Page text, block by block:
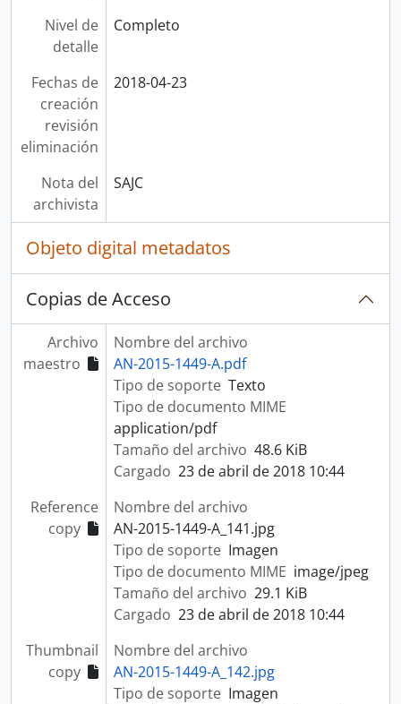
Nivel de
detalle
Completo
Fechas de
creación
revisión
eliminación
2018-04-23
Nota del
archivista
SAJC
Objeto digital metadatos
Copias de Acceso
Archivo
maestro
Nombre del archivo
AN-2015-1449-A.pdf
Tipo de soporte Texto
Tipo de documento MIME
application/pdf
Tamaño del archivo 48.6 KiB
Cargado 23 de abril de 2018 10:44
Reference
copy
Nombre del archivo
AN-2015-1449-A_141.jpg
Tipo de soporte Imagen
Tipo de documento MIME image/jpeg
Tamaño del archivo 29.1 KiB
Cargado 23 de abril de 2018 10:44
Thumbnail
copy
Nombre del archivo
AN-2015-1449-A_142.jpg
Tipo de soporte Imagen